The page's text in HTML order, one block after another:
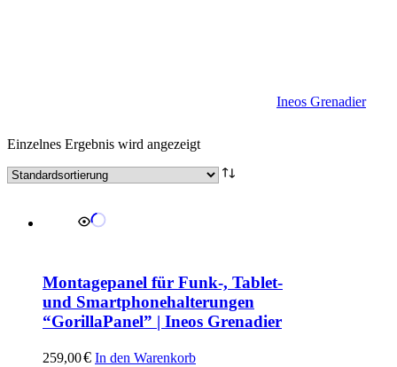
Ineos Grenadier
Einzelnes Ergebnis wird angezeigt
Montagepanel für Funk-, Tablet-
und Smartphonehalterungen
“GorillaPanel” | Ineos Grenadier
259,00€ In den Warenkorb